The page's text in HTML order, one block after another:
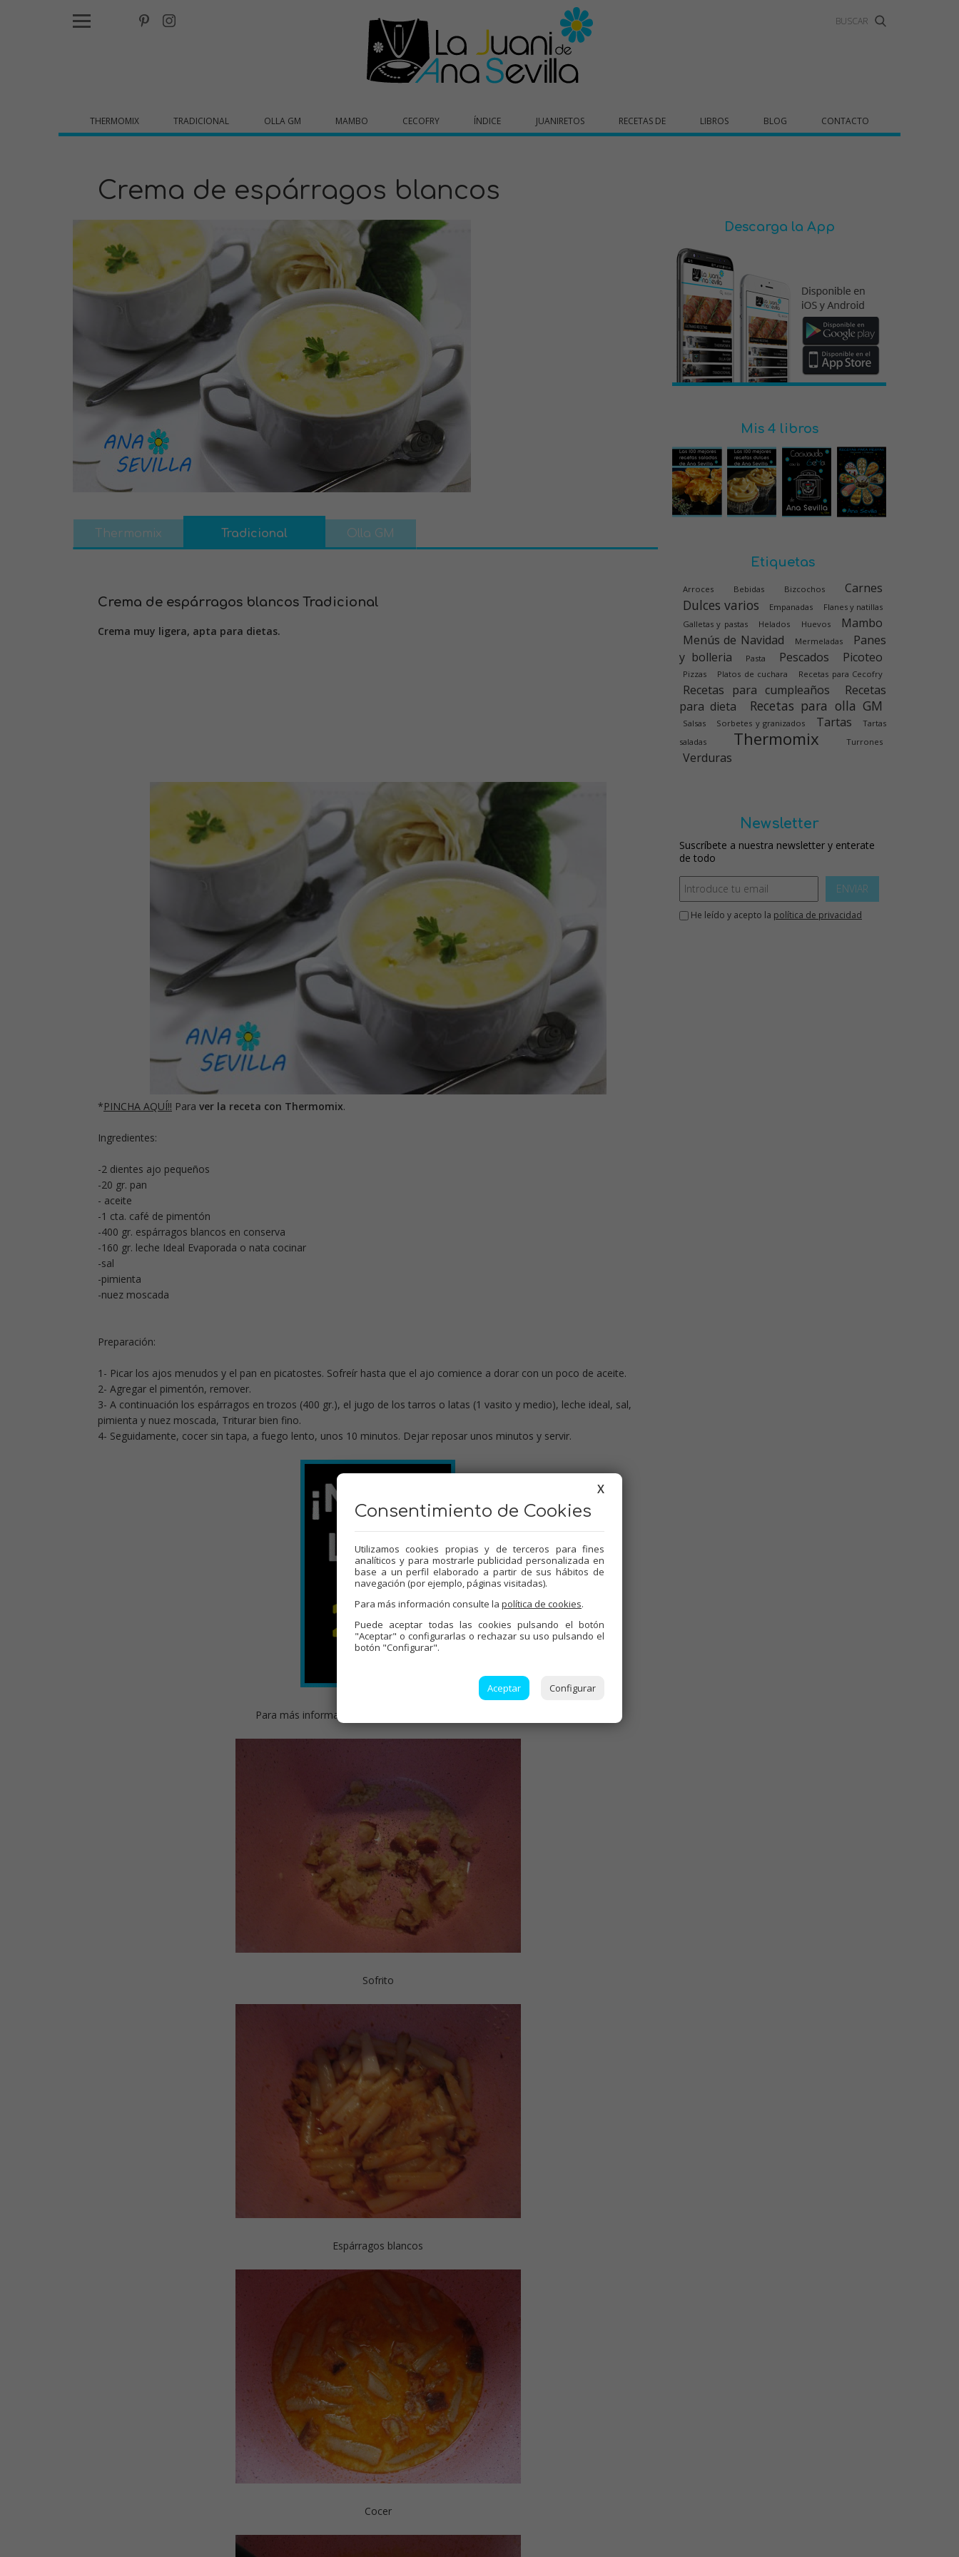
THERMOMIX TRADICIONAL OLLA GM MAMBO CECOFRY ÍNDICE JUANIRETOS RECETAS DE LIBROS BLOG CONTACTO
Crema de espárragos blancos
Thermomix Tradicional Olla GM
Crema de espárragos blancos Tradicional
Crema muy ligera, apta para dietas.
*PINCHA AQUÍ!! Para ver la receta con Thermomix.
Ingredientes:
-2 dientes ajo pequeños
-20 gr. pan
- aceite
-1 cta. café de pimentón
-400 gr. espárragos blancos en conserva
-160 gr. leche Ideal Evaporada o nata cocinar
-sal
-pimienta
-nuez moscada
Preparación:
1- Picar los ajos menudos y el pan en picatostes. Sofreír hasta que el ajo comience a dorar con un poco de aceite.
2- Agregar el pimentón, remover.
3- A continuación los espárragos en trozos (400 gr.), el jugo de los tarros o latas (1 vasito y medio), leche ideal, sal,
pimienta y nuez moscada, Triturar bien fino.
4- Seguidamente, cocer sin tapa, a fuego lento, unos 10 minutos. Dejar reposar unos minutos y servir.
Para más información de mis 4 libros,
Sofrito
Espárragos blancos
Cocer
Descarga la App
Mis 4 libros
Etiquetas
Arroces Bebidas Bizcochos Carnes
Dulces varios Empanadas
Flanes y natillas
Galletas y pastas
Helados Huevos
Mambo
Menús de Navidad
Mermeladas
Panes
y bolleria
Pasta Pescados Picoteo
Pizzas Platos de cuchara Recetas para Cecofry
Recetas para cumpleaños
Recetas
para dieta
Recetas para olla GM
Salsas Sorbetes y granizados Tartas
Tartas
saladas
Thermomix Turrones
Verduras
Newsletter
Suscríbete a nuestra newsletter y enterate
de todo
ENVIAR
He leído y acepto la política de privacidad
X
Consentimiento de Cookies
Utilizamos cookies propias y de terceros para fines
analíticos y para mostrarle publicidad personalizada en
base a un perfil elaborado a partir de sus hábitos de
navegación (por ejemplo, páginas visitadas).
Para más información consulte la política de cookies.
Puede aceptar todas las cookies pulsando el botón
"Aceptar" o configurarlas o rechazar su uso pulsando el
botón "Configurar".
Aceptar Configurar